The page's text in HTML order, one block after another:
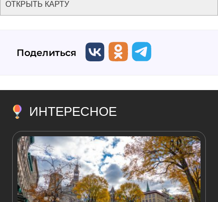
ОТКРЫТЬ КАРТУ
Поделиться
ИНТЕРЕСНОЕ